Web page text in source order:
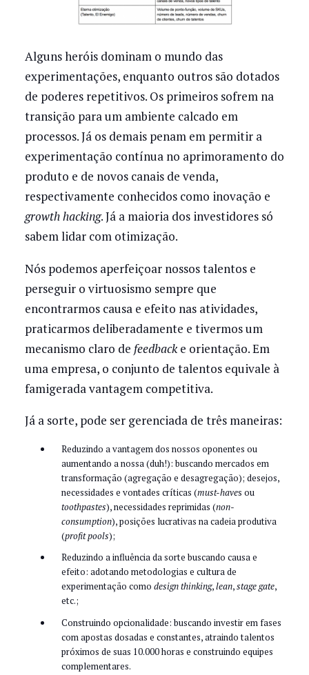
Alguns heróis dominam o mundo das
experimentações, enquanto outros são dotados
de poderes repetitivos. Os primeiros sofrem na
transição para um ambiente calcado em
processos. Já os demais penam em permitir a
experimentação contínua no aprimoramento do
produto e de novos canais de venda,
respectivamente conhecidos como inovação e
growth hacking. Já a maioria dos investidores só
sabem lidar com otimização.
Nós podemos aperfeiçoar nossos talentos e
perseguir o virtuosismo sempre que
encontrarmos causa e efeito nas atividades,
praticarmos deliberadamente e tivermos um
mecanismo claro de feedbacke orientação. Em
uma empresa, o conjunto de talentos equivale à
famigerada vantagem competitiva.
Já a sorte, pode ser gerenciada de três maneiras:
Reduzindo a vantagem dos nossos oponentes ou
aumentando a nossa (duh!): buscando mercados em
transformação (agregação e desagregação); desejos,
necessidades e vontades críticas (must-haves ou
toothpastes), necessidades reprimidas (non-
consumption), posições lucrativas na cadeia produtiva
(profit pools);
Reduzindo a influência da sorte buscando causa e
efeito: adotando metodologias e cultura de
experimentação como design thinking,lean,stage gate,
etc.;
Construindo opcionalidade: buscando investir em fases
com apostas dosadas e constantes, atraindo talentos
próximos de suas 10.000 horas e construindo equipes
complementares.